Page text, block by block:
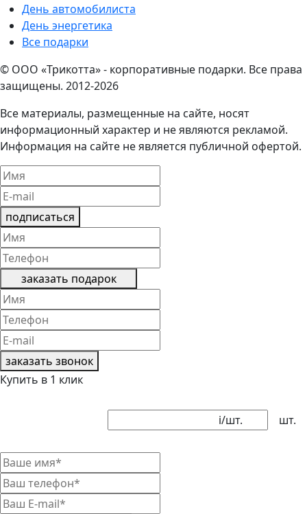
День автомобилиста
День энергетика
Все подарки
© ООО «Трикотта» - корпоративные подарки. Все права
защищены. 2012-2026
Все материалы, размещенные на сайте, носят
информационный характер и не являются рекламой.
Информация на сайте не является публичной офертой.
подписаться
заказать подарок
заказать звонок
Купить в 1 клик
шт.
i/шт.